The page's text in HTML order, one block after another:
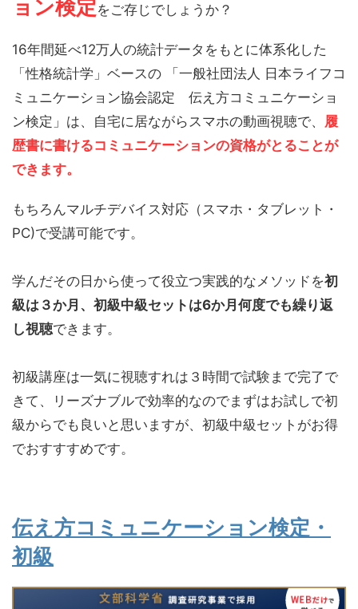
ョン検定をご存じでしょうか？
16年間延べ12万人の統計データをもとに体系化した
「性格統計学」ベースの 「一般社団法人 日本ライフコ
ミュニケーション協会認定 伝え方コミュニケーショ
ン検定」は、自宅に居ながらスマホの動画視聴で、 履
歴書に書けるコミュニケーションの資格がとることが
できます。
もちろんマルチデバイス対応（スマホ・タブレット・
PC)で受講可能です。
学んだその日から使って役立つ実践的なメソッドを初
級は３か月、初級中級セットは6か月何度でも繰り返
し視聴できます。
初級講座は一気に視聴すれは３時間で試験まで完了で
きて、リーズナブルで効率的なのでまずはお試しで初
級からでも良いと思いますが、初級中級セットがお得
でおすすすめです。
伝え方コミュニケーション検定・
初級